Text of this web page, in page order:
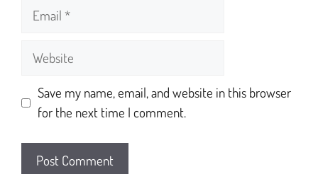
Save my name, email, and website in this browser
for the next time I comment.